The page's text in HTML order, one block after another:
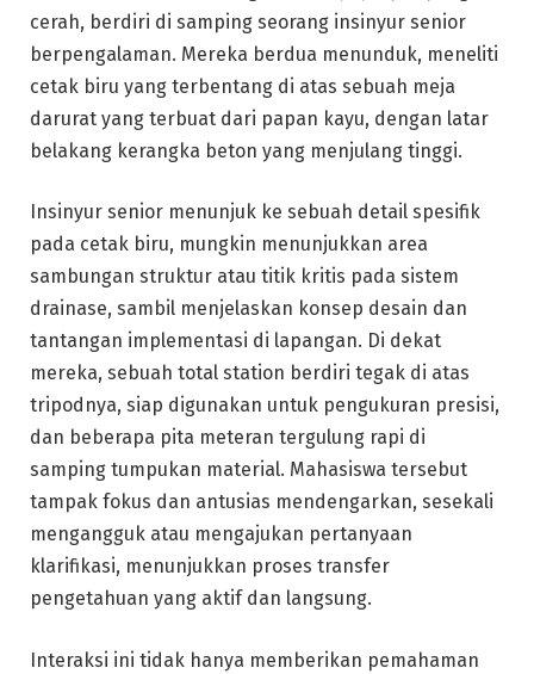
cerah, berdiri di samping seorang insinyur senior
berpengalaman. Mereka berdua menunduk, meneliti
cetak biru yang terbentang di atas sebuah meja
darurat yang terbuat dari papan kayu, dengan latar
belakang kerangka beton yang menjulang tinggi.
Insinyur senior menunjuk ke sebuah detail spesifik
pada cetak biru, mungkin menunjukkan area
sambungan struktur atau titik kritis pada sistem
drainase, sambil menjelaskan konsep desain dan
tantangan implementasi di lapangan. Di dekat
mereka, sebuah total station berdiri tegak di atas
tripodnya, siap digunakan untuk pengukuran presisi,
dan beberapa pita meteran tergulung rapi di
samping tumpukan material. Mahasiswa tersebut
tampak fokus dan antusias mendengarkan, sesekali
mengangguk atau mengajukan pertanyaan
klarifikasi, menunjukkan proses transfer
pengetahuan yang aktif dan langsung.
Interaksi ini tidak hanya memberikan pemahaman